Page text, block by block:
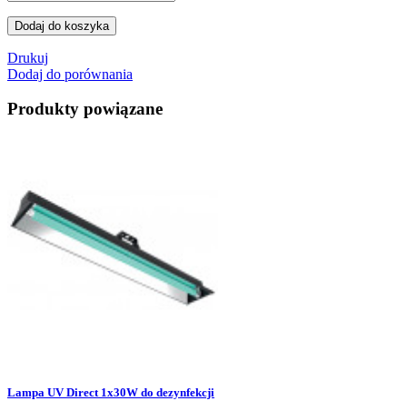
Dodaj do koszyka
Drukuj
Dodaj do porównania
Produkty powiązane
Lampa UV Direct 1x30W do dezynfekcji